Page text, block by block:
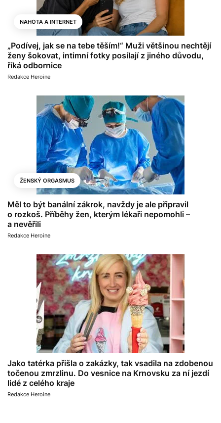
NAHOTA A INTERNET
„Podívej, jak se na tebe těším!“ Muži většinou nechtějí
ženy šokovat, intimní fotky posílají z jiného důvodu,
říká odbornice
Redakce Heroine
ŽENSKÝ ORGASMUS
Měl to být banální zákrok, navždy je ale připravil
o rozkoš. Příběhy žen, kterým lékaři nepomohli –
a nevěřili
Redakce Heroine
Jako tatérka přišla o zakázky, tak vsadila na zdobenou
točenou zmrzlinu. Do vesnice na Krnovsku za ní jezdí
lidé z celého kraje
Redakce Heroine